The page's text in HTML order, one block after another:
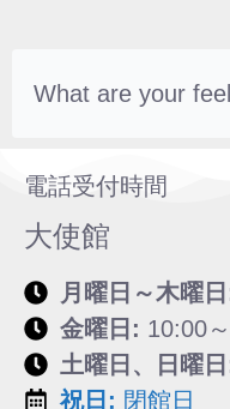
What are your
電話受付時間
大使館
月曜日～木曜
金曜日: 10:00
土曜日、日曜
祝日: 閉館日